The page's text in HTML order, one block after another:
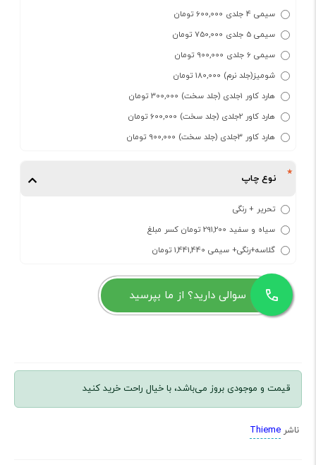
سیمی 4 جلدی 600,000 تومان
سیمی 5 جلدی 750,000 تومان
سیمی 6 جلدی 900,000 تومان
شومیز(جلد نرم) 180,000 تومان
هارد کاور 1جلدی (جلد سخت) 300,000 تومان
هارد کاور 2جلدی (جلد سخت) 600,000 تومان
هارد کاور 3جلدی (جلد سخت) 900,000 تومان
نوع چاپ
تحریر + رنگی
سیاه و سفید 291,200 تومان کسر مبلغ
گلاسه+رنگی+ سیمی 1,441,440 تومان
سوالی دارید؟ از ما بپرسید
قیمت و موجودی بروز می‌باشد، با خیال راحت خرید کنید
ناشر Thieme